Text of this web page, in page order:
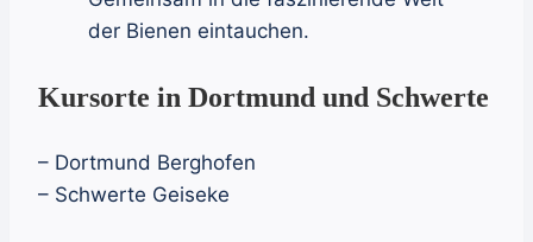
der Bienen eintauchen.
Kursorte in Dortmund und Schwerte
– Dortmund Berghofen
– Schwerte Geiseke